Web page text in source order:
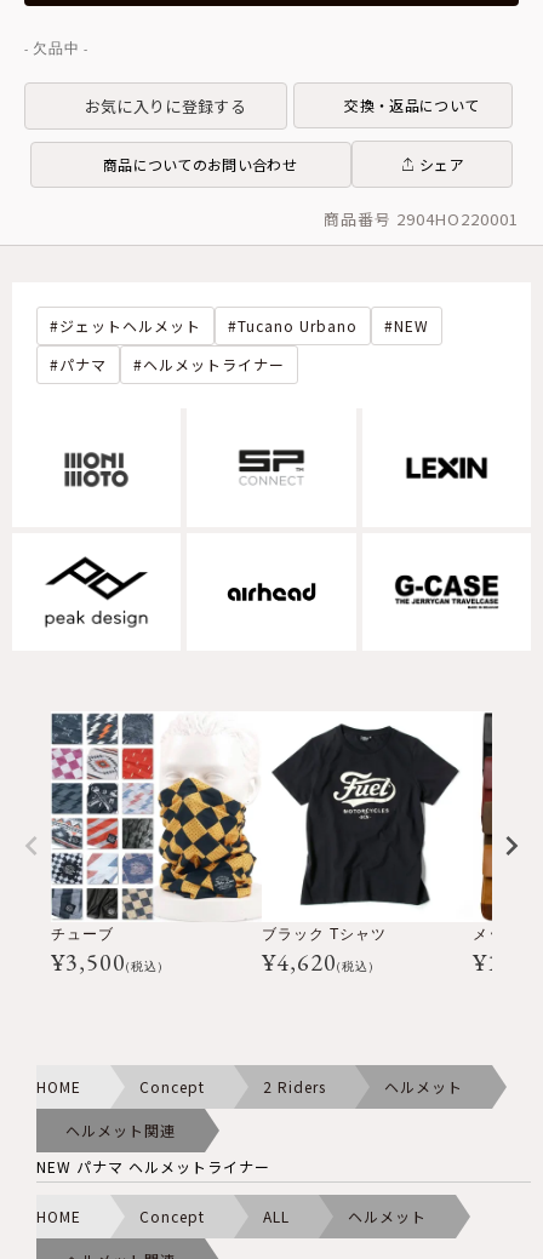
お気に入りに登録する 交換・返品について
商品についてのお問い合わせ シェア
商品番号 2904HO220001
ジェットヘルメット Tucano Urbano
NEW
パナマ
ヘルメットライナー
チューブ
¥3,500(税込)
ブラック Tシャツ
¥4,620(税込)
メッセン
¥
HOME Concept 2 Riders ヘルメット
ヘルメット関連
NEW パナマ ヘルメットライナー
HOME Concept ALL ヘルメット